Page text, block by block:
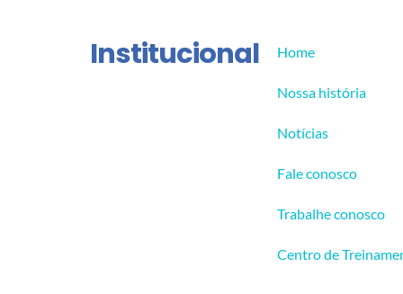
Institucional Home
Nossa história
Notícias
Fale conosco
Trabalhe conosco
Centro de